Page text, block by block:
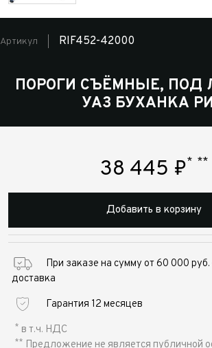
Артикул RIF452-42000
ПОРОГИ СЪЁМНЫЕ, ПОД
УАЗ БУХАНКА
38 445 ₽* **
Добавить в корзину
При заказе на сумму от 60 000
доставка
Гарантия 12 месяцев
* в т.ч. НДС
** Предложение не является публичной